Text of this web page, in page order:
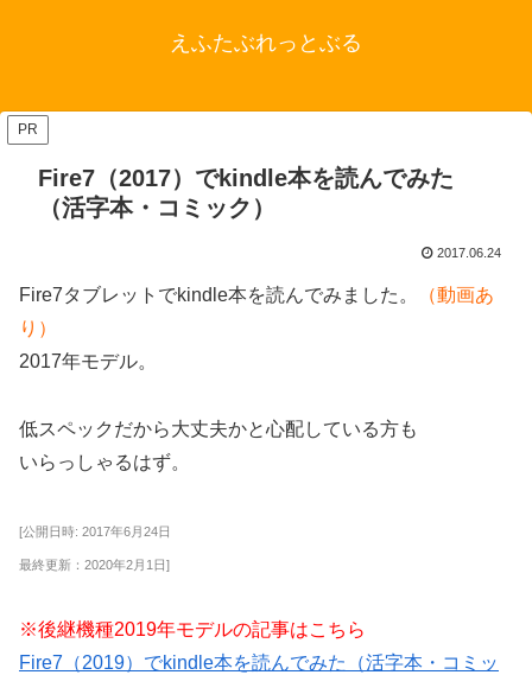
えふたぶれっとぶる
PR
Fire7（2017）でkindle本を読んでみた
（活字本・コミック）
2017.06.24
Fire7タブレットでkindle本を読んでみました。
（動画あ
り）
2017年モデル。
低スペックだから大丈夫かと心配している方も
いらっしゃるはず。
[公開日時: 2017年6月24日
最終更新：2020年2月1日]
※後継機種2019年モデルの記事はこちら
Fire7（2019）でkindle本を読んでみた（活字本・コミッ